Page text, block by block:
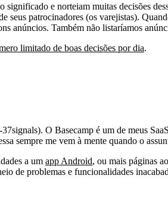
e norteiam muitas decisões
patrocinadores (os varejistas).
Também não listaríamos
limitado de boas decisões por dia.
O Basecamp é um de meus
sempre me vem à mente quando o
a um app Android, ou mais páginas
de problemas e funcionalidades